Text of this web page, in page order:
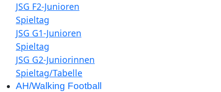
JSG F2-Junioren
Spieltag
JSG G1-Junioren
Spieltag
JSG G2-Juniorinnen
Spieltag/Tabelle
AH/Walking Football